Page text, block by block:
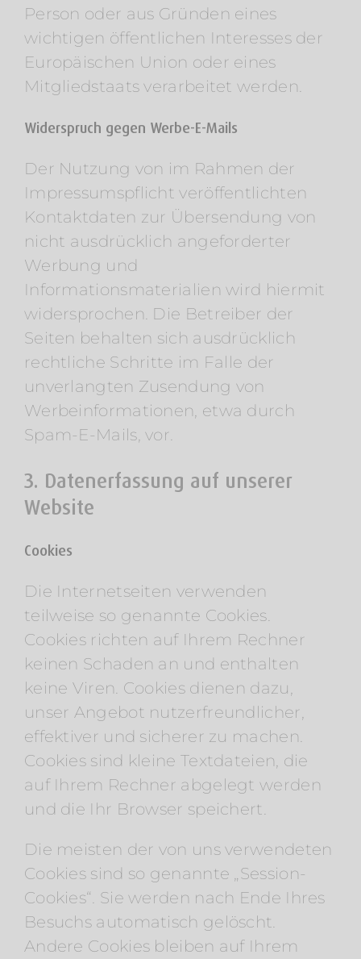
Person oder aus Gründen eines
wichtigen öffentlichen Interesses der
Europäischen Union oder eines
Mitgliedstaats verarbeitet werden.
Widerspruch gegen Werbe-E-Mails
Der Nutzung von im Rahmen der
Impressumspflicht veröffentlichten
Kontaktdaten zur Übersendung von
nicht ausdrücklich angeforderter
Werbung und
Informationsmaterialien wird hiermit
widersprochen. Die Betreiber der
Seiten behalten sich ausdrücklich
rechtliche Schritte im Falle der
unverlangten Zusendung von
Werbeinformationen, etwa durch
Spam-E-Mails, vor.
3. Datenerfassung auf unserer
Website
Cookies
Die Internetseiten verwenden
teilweise so genannte Cookies.
Cookies richten auf Ihrem Rechner
keinen Schaden an und enthalten
keine Viren. Cookies dienen dazu,
unser Angebot nutzerfreundlicher,
effektiver und sicherer zu machen.
Cookies sind kleine Textdateien, die
auf Ihrem Rechner abgelegt werden
und die Ihr Browser speichert.
Die meisten der von uns verwendeten
Cookies sind so genannte „Session-
Cookies“. Sie werden nach Ende Ihres
Besuchs automatisch gelöscht.
Andere Cookies bleiben auf Ihrem